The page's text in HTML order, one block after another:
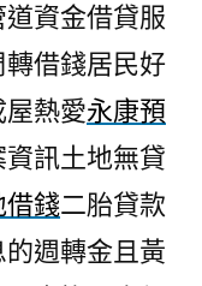
資金借貸服
借錢居民好
熱愛永康預
訊土地無貸
借錢二胎貸款
週轉金且黃